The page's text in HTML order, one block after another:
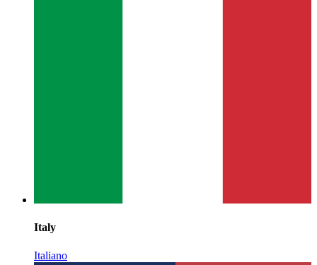
Italy
Italiano